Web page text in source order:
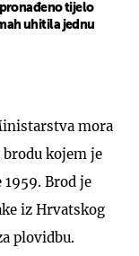
pronađeno tijelo
uhitila jednu
mora
kojem je
Brod je
iz Hrvatskog
plovidbu.